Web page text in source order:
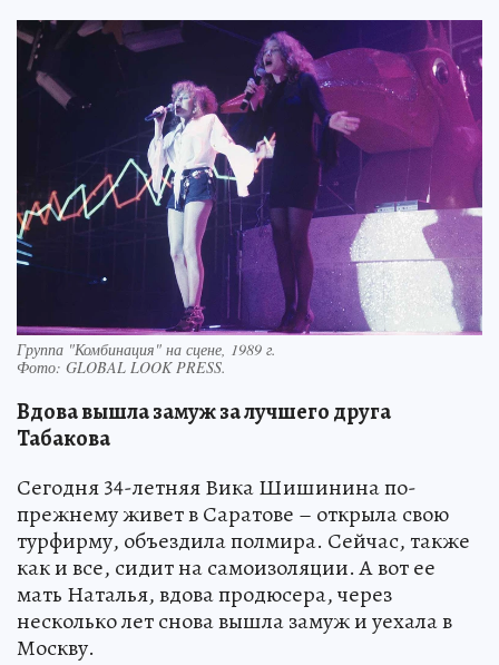
Группа "Комбинация" на сцене, 1989 г.
Фото: GLOBAL LOOK PRESS.
Вдова вышла замуж за лучшего друга
Табакова
Сегодня 34-летняя Вика Шишинина по-
прежнему живет в Саратове – открыла свою
турфирму, объездила полмира. Сейчас, также
как и все, сидит на самоизоляции. А вот ее
мать Наталья, вдова продюсера, через
несколько лет снова вышла замуж и уехала в
Москву.